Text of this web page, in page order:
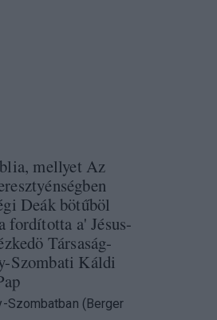
mellyet Az
Deák bötűböl
fordította a' Jésus-
Társaság-
Szombati Káldi
Szombatban (Berger